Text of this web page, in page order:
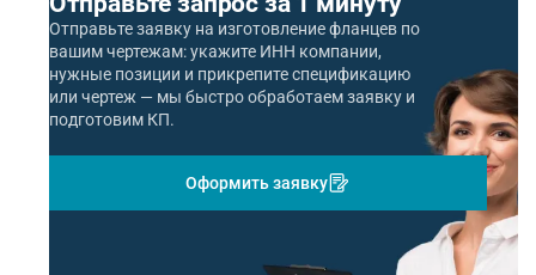
Отправьте заявку на изготовление фланцев по
вашим чертежам: укажите ИНН компании,
нужные позиции и прикрепите спецификацию
или чертеж — мы быстро обработаем заявку и
подготовим КП.
Оформить заявку